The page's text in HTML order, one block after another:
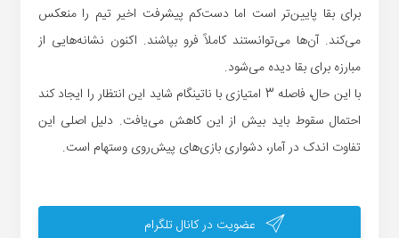
برای بقا پایین‌تر است اما دست‌کم پیشرفت اخیر تیم را منعکس
می‌کند. آن‌ها می‌توانستند کاملاً فرو بپاشند. اکنون نشانه‌هایی از
مبارزه برای بقا دیده می‌شود.
با این حال، فاصله 3 امتیازی با ناتینگام شاید این انتظار را ایجاد کند
احتمال سقوط باید بیش از این کاهش می‌یافت. دلیل اصلی این
تفاوت اندک در آمار، دشواری بازی‌های پیش‌روی وستهام است.
عضویت در کانال تلگرام